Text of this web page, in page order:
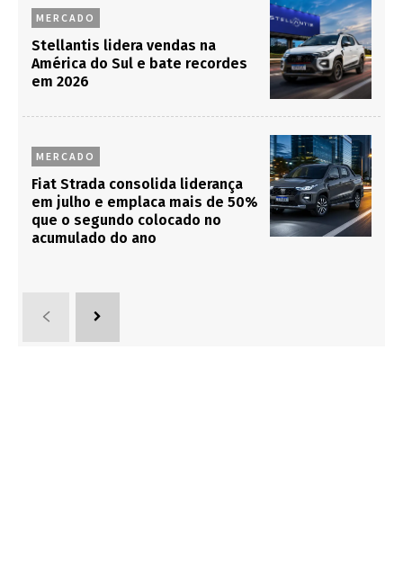
MERCADO
Stellantis lidera vendas na
América do Sul e bate recordes
em 2026
MERCADO
Fiat Strada consolida liderança
em julho e emplaca mais de 50%
que o segundo colocado no
acumulado do ano